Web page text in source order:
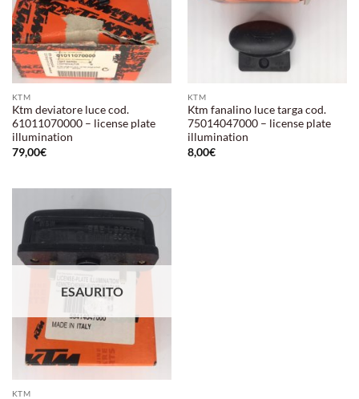
KTM
Ktm deviatore luce cod.
61011070000 – license plate
illumination
79,00€
KTM
Ktm fanalino luce targa cod.
75014047000 – license plate
illumination
8,00€
Aggiungi
alla lista
dei
desideri
ESAURITO
KTM